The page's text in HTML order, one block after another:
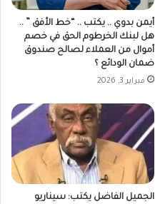
أيمن بدوي .. يكتب .. “خط الأفق ” ..
هل لبنك الخرطوم الحق في خصم
أموال من العملاء لصالح صندوق
ضمان الودائع ؟
فبراير 3, 2026
الجميل الفاضل يكتب: سيناريو